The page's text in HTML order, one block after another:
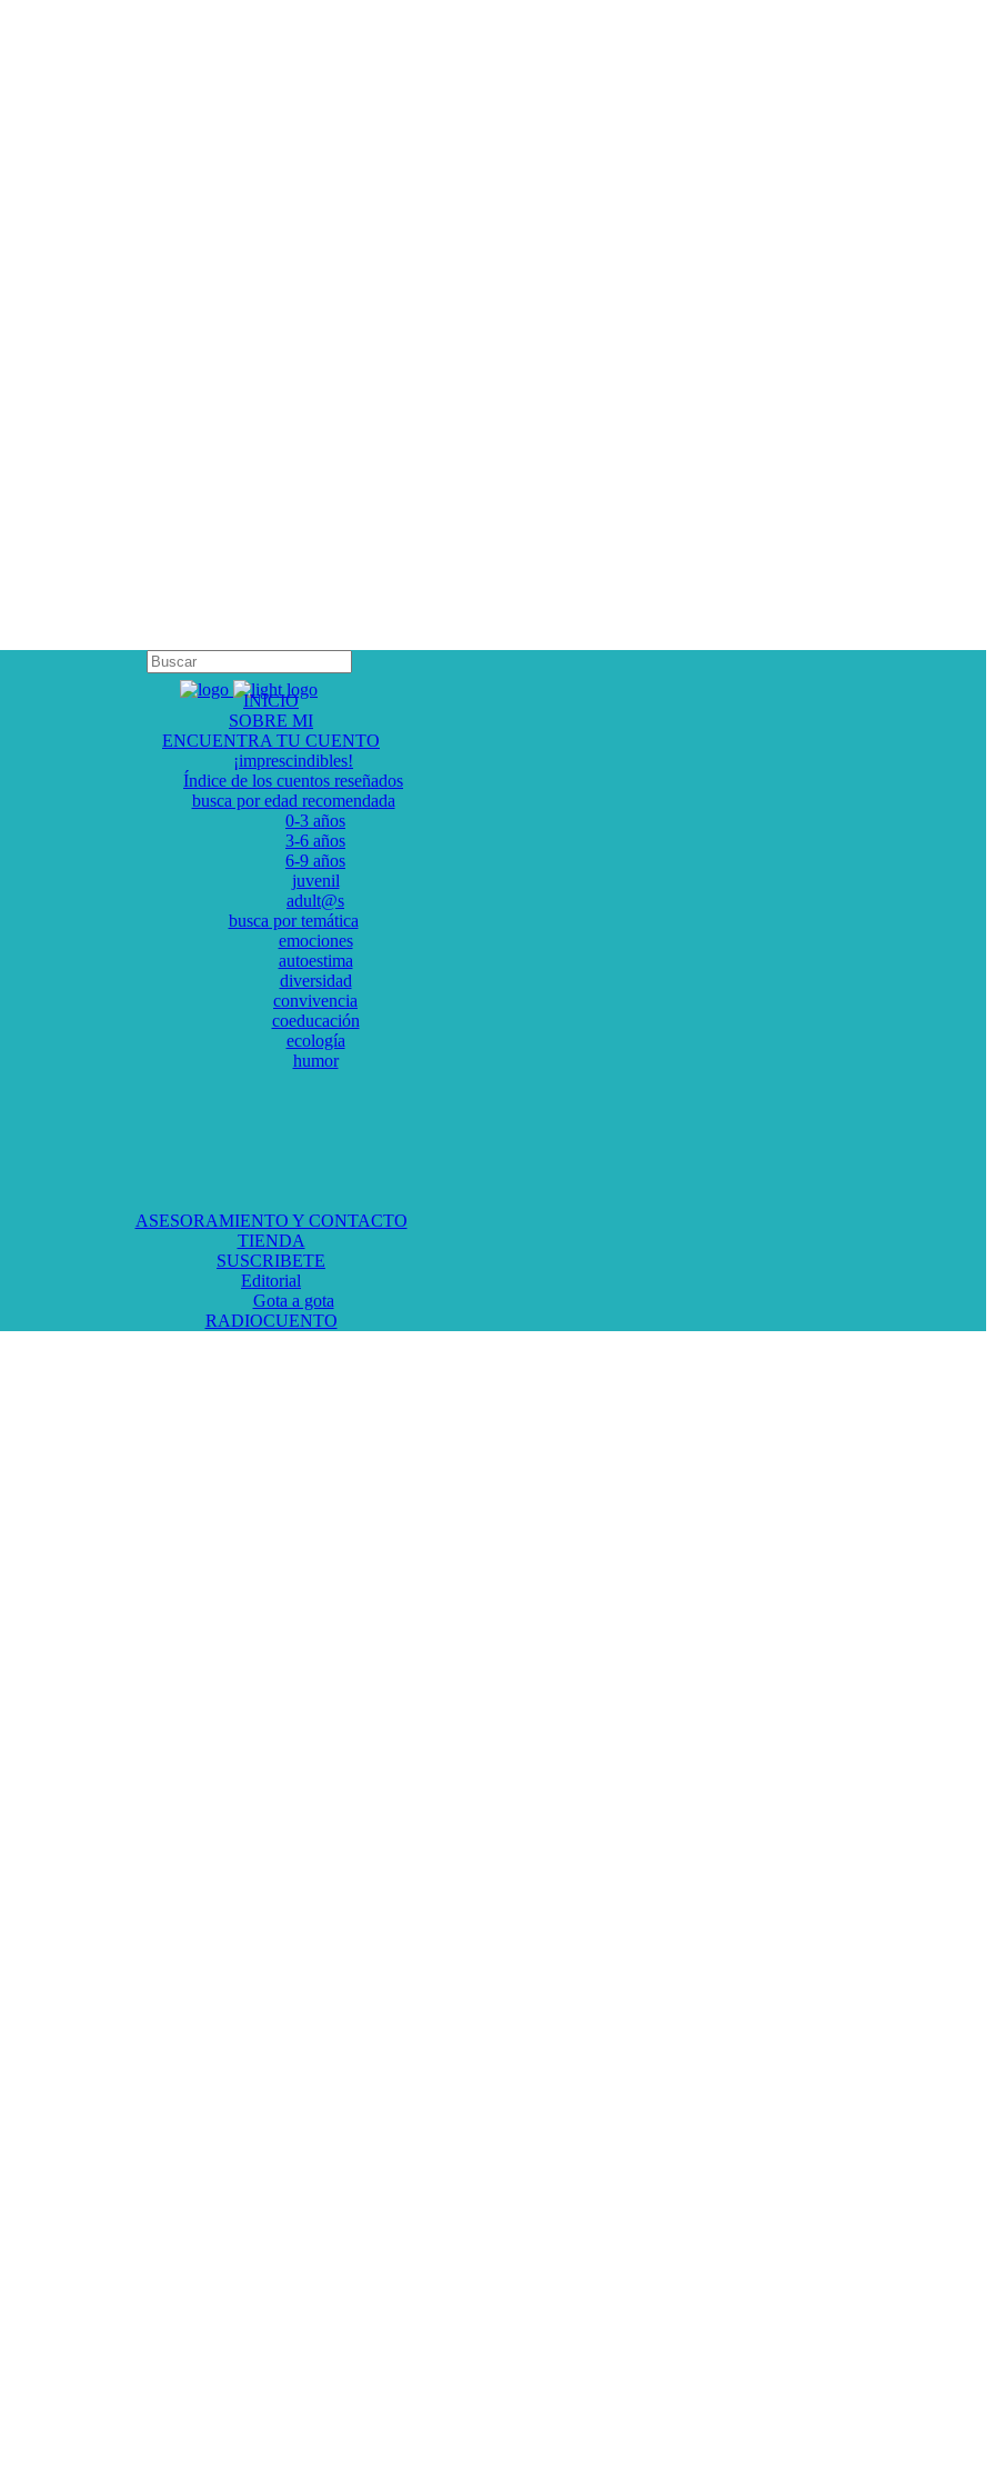
INICIO
SOBRE MI
ENCUENTRA TU CUENTO
¡imprescindibles!
Índice de los cuentos reseñados
busca por edad recomendada
0-3 años
3-6 años
6-9 años
juvenil
adult@s
busca por temática
emociones
autoestima
diversidad
convivencia
coeducación
ecología
humor
ASESORAMIENTO Y CONTACTO
TIENDA
SUSCRIBETE
Editorial
Gota a gota
RADIOCUENTO